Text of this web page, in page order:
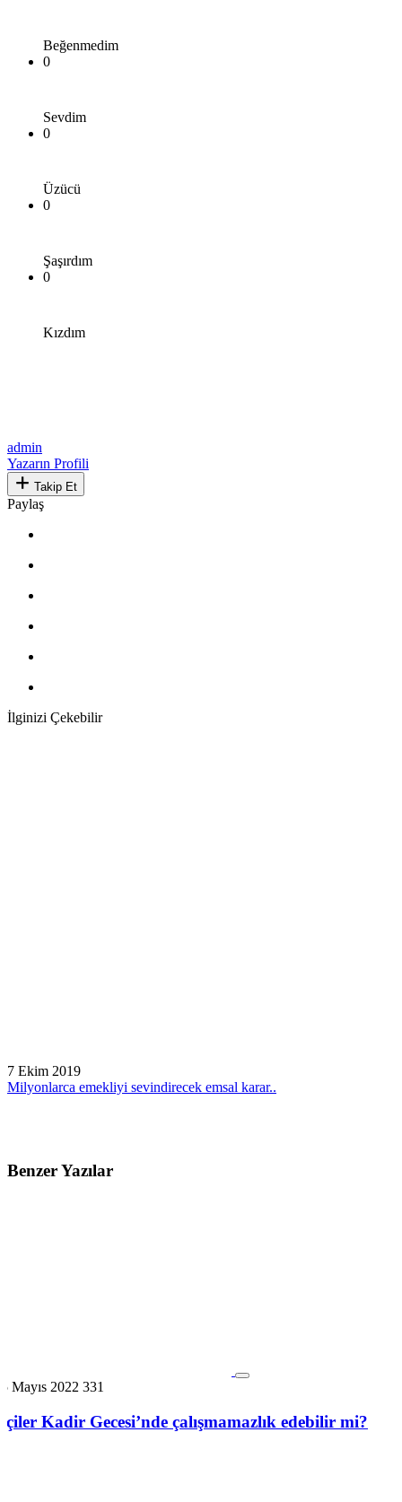
Beğenmedim
0
Sevdim
0
Üzücü
0
Şaşırdım
0
Kızdım
admin
Yazarın Profili
Takip Et
Paylaş
İlginizi Çekebilir
7 Ekim 2019
Milyonlarca emekliyi sevindirecek emsal karar..
Benzer Yazılar
Mayıs 2022 331
Kadir Gecesi’nde çalışmamazlık edebilir mi?